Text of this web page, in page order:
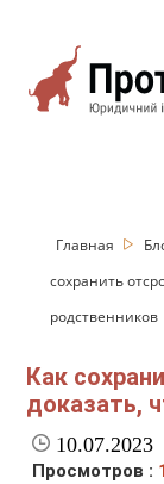
Главная
сохранить
родственников
Как
доказать,
10.07.2023
Просмотров :